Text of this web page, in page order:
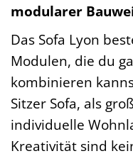
modularer
Das Sofa Lyon
Modulen, die du
kombinieren
Sitzer Sofa, als
individuelle
Kreativität sind